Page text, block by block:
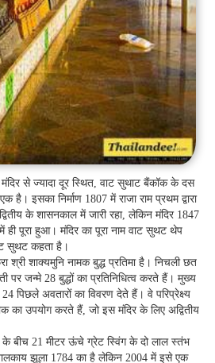
से ज्यादा दूर स्थित, वाट सुथाट बैंकॉक के दस
है। इसका निर्माण 1807 में राजा राम प्रथम द्वारा
के शासनकाल में जारी रहा, लेकिन मंदिर 1847
ही पूरा हुआ। मंदिर का पूरा नाम वाट सुथट थेप
सुथट कहता है।
श्री शाक्यमुनि नामक बुद्ध प्रतिमा है। निचली छत
पर जन्मे 28 बुद्धों का प्रतिनिधित्व करते हैं। मुख्य
पिछले अवतारों का विवरण देते हैं। वे परिप्रेक्ष्य
का उपयोग करते हैं, जो इस मंदिर के लिए अद्वितीय
बीच 21 मीटर ऊंचे ग्रेट स्विंग के दो लाल स्तंभ
झूला 1784 का है लेकिन 2004 में इसे एक